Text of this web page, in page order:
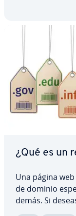
¿Qué es un
Una página
de dominio
demás. Si